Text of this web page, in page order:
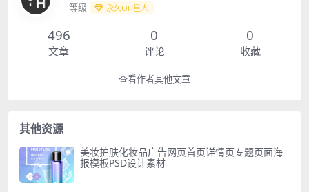
等级 永久OH星人
496
文章
0
评论
0
收藏
查看作者其他文章
其他资源
美妆护肤化妆品广告网页首页详情页专题页面海
报模板PSD设计素材